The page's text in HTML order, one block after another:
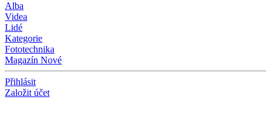
Alba
Videa
Lidé
Kategorie
Fototechnika
Magazín Nové
Přihlásit
Založit účet